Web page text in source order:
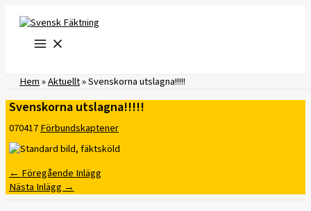
innehåll
Hem»Aktuellt»Svenskorna utslagna!!!!!
Svenskorna utslagna!!!!!
070417Förbundskaptener
← Föregående Inlägg
Nästa Inlägg →